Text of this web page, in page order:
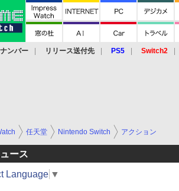
ンバー リリース送付先 PS5 Switch2
任天堂 Nintendo Switch アクション
ース
Language ▼